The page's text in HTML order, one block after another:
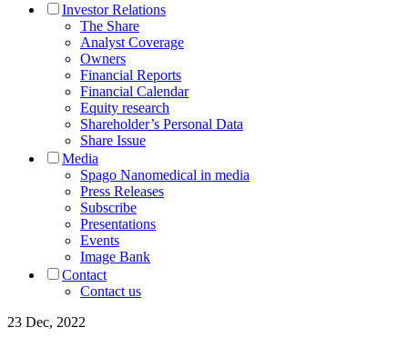
Investor Relations
The Share
Analyst Coverage
Owners
Financial Reports
Financial Calendar
Equity research
Shareholder’s Personal Data
Share Issue
Media
Spago Nanomedical in media
Press Releases
Subscribe
Presentations
Events
Image Bank
Contact
Contact us
23 Dec, 2022